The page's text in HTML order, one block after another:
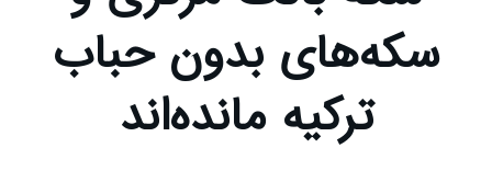
سکه‌های بدون حباب
ترکیه مانده‌اند